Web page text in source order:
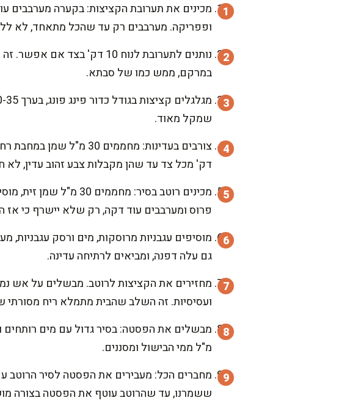
מכינים את תערובת הקציצות: בקערה מערבבים
ופפריקה. מערבבים רק עד שהכל מתאחד, לא
נותנים לתערובת לנוח 10
במרקם, ממש כמו של סבתא.
שמקל מאוד.
דק' מכל צד עד שהן מקבלות צבע זהוב עדין, לא
פרוס ומערבבים עוד דקה, רק שלא יישרף כי אז
מוסיפים עגבניות מרוסקות, מים ורסק
גם עלה דפנה, ומביאים לרתיחה עדינה.
ועסיסיות. זה השלב שהבית מתמלא ריח
מ"ל ממי הבישול ומסננים.
מחברים הכל: מעבירים את הפסטה לסיר הרוטב
ששמרנו, עד שהרוטב עוטף את הפסטה בצורה